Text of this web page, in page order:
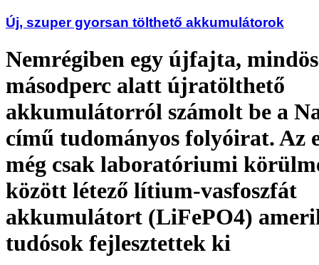
Új, szuper gyorsan tölthető akkumulátorok
Nemrégiben egy újfajta,
másodperc alatt újratölthető
akkumulátorról számolt be a
című tudományos folyóirat. Az
még csak laboratóriumi
között létező lítium-vasfoszfát
akkumulátort (LiFePO4)
tudósok fejlesztettek ki